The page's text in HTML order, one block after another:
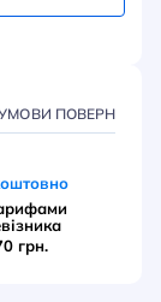
ПОВЕРНЕННЯ
грн.